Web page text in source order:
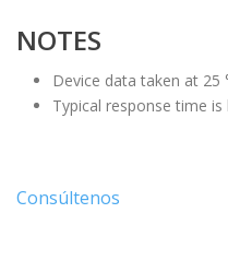
NOTES
Device data taken at 25
Typical response time
Consúltenos